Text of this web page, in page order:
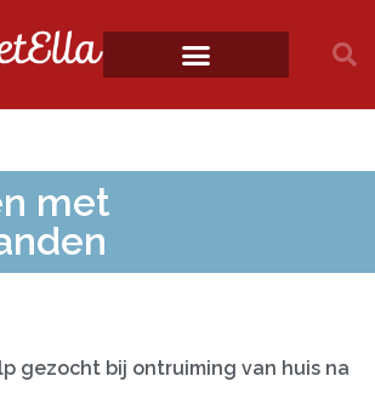
met
gezocht bij ontruiming van huis na